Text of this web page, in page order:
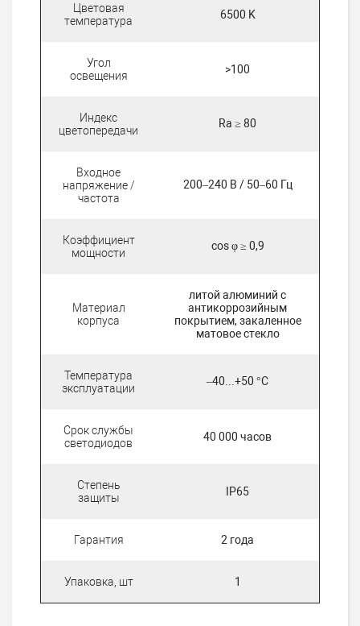
Цветовая
температура
6500 K
Угол
освещения
>100
Индекс
цветопередачи
Ra ≥ 80
Входное
напряжение /
частота
200–240 В / 50–60 Гц
Коэффициент
мощности
cos φ ≥ 0,9
Материал
корпуса
литой алюминий с
антикоррозийным
покрытием, закаленное
матовое стекло
Температура
эксплуатации
–40...+50 °С
Срок службы
светодиодов
40 000 часов
Степень
защиты
IP65
Гарантия 2 года
Упаковка, шт 1